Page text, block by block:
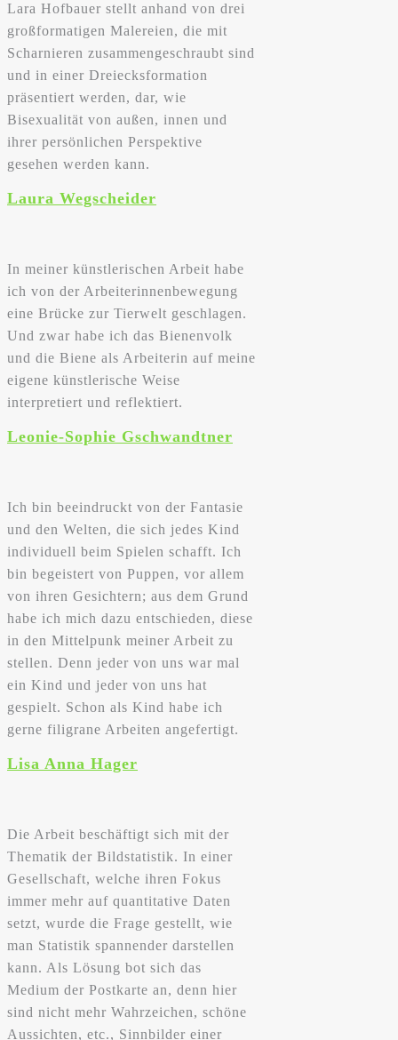
Lara Hofbauer stellt anhand von drei
großformatigen Malereien, die mit
Scharnieren zusammengeschraubt sind
und in einer Dreiecksformation
präsentiert werden, dar, wie
Bisexualität von außen, innen und
ihrer persönlichen Perspektive
gesehen werden kann.
Laura Wegscheider
In meiner künstlerischen Arbeit habe
ich von der Arbeiterinnenbewegung
eine Brücke zur Tierwelt geschlagen.
Und zwar habe ich das Bienenvolk
und die Biene als Arbeiterin auf meine
eigene künstlerische Weise
interpretiert und reflektiert.
Leonie-Sophie Gschwandtner
Ich bin beeindruckt von der Fantasie
und den Welten, die sich jedes Kind
individuell beim Spielen schafft. Ich
bin begeistert von Puppen, vor allem
von ihren Gesichtern; aus dem Grund
habe ich mich dazu entschieden, diese
in den Mittelpunk meiner Arbeit zu
stellen. Denn jeder von uns war mal
ein Kind und jeder von uns hat
gespielt. Schon als Kind habe ich
gerne filigrane Arbeiten angefertigt.
Lisa Anna Hager
Die Arbeit beschäftigt sich mit der
Thematik der Bildstatistik. In einer
Gesellschaft, welche ihren Fokus
immer mehr auf quantitative Daten
setzt, wurde die Frage gestellt, wie
man Statistik spannender darstellen
kann. Als Lösung bot sich das
Medium der Postkarte an, denn hier
sind nicht mehr Wahrzeichen, schöne
Aussichten, etc., Sinnbilder einer